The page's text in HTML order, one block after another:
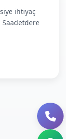
ihtiyaç
Saadetdere